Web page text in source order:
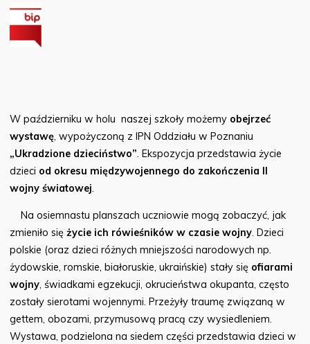
W październiku w holu naszej szkoły możemy obejrzeć
wystawę, wypożyczoną z IPN Oddziału w Poznaniu
„Ukradzione dzieciństwo”. Ekspozycja przedstawia życie
dzieci od okresu międzywojennego do zakończenia II
wojny światowej.
Na osiemnastu planszach uczniowie mogą zobaczyć, jak
zmieniło siężycie ich rówieśników w czasie wojny. Dzieci
polskie (oraz dzieci różnych mniejszości narodowych np.
żydowskie, romskie, białoruskie, ukraińskie) stały się ofiarami
wojny, świadkami egzekucji, okrucieństwa okupanta, często
zostały sierotami wojennymi. Przeżyły traumę związaną w
gettem, obozami, przymusową pracą czy wysiedleniem.
Wystawa, podzielona na siedem części przedstawia dzieci w